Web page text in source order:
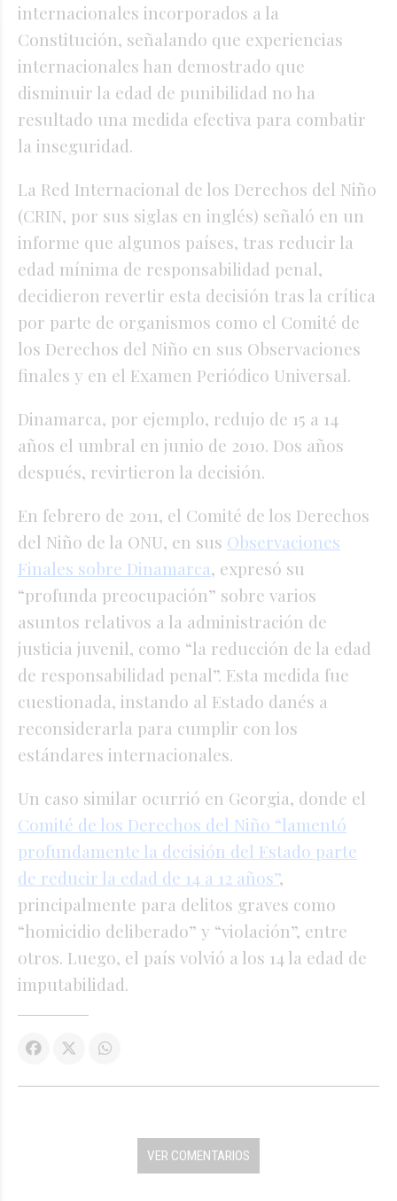
internacionales incorporados a la
Constitución, señalando que experiencias
internacionales han demostrado que
disminuir la edad de punibilidad no ha
resultado una medida efectiva para combatir
la inseguridad.
La Red Internacional de los Derechos del Niño
(CRIN, por sus siglas en inglés) señaló en un
informe que algunos países, tras reducir la
edad mínima de responsabilidad penal,
decidieron revertir esta decisión tras la crítica
por parte de organismos como el Comité de
los Derechos del Niño en sus Observaciones
finales y en el Examen Periódico Universal.
Dinamarca, por ejemplo, redujo de 15 a 14
años el umbral en junio de 2010. Dos años
después, revirtieron la decisión.
En febrero de 2011, el Comité de los Derechos
del Niño de la ONU, en sus Observaciones
Finales sobre Dinamarca, expresó su
“profunda preocupación” sobre varios
asuntos relativos a la administración de
justicia juvenil, como “la reducción de la edad
de responsabilidad penal”. Esta medida fue
cuestionada, instando al Estado danés a
reconsiderarla para cumplir con los
estándares internacionales.
Un caso similar ocurrió en Georgia, donde el
Comité de los Derechos del Niño “lamentó
profundamente la decisión del Estado parte
de reducir la edad de 14 a 12 años”,
principalmente para delitos graves como
“homicidio deliberado” y “violación”, entre
otros. Luego, el país volvió a los 14 la edad de
imputabilidad.
VER COMENTARIOS